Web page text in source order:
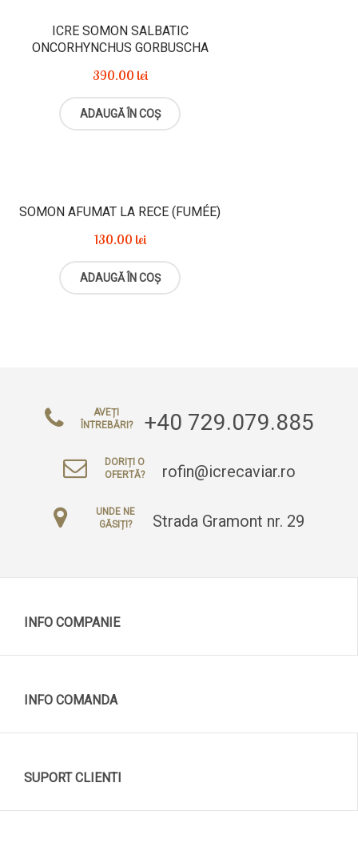
ICRE SOMON SALBATIC
ONCORHYNCHUS GORBUSCHA
390.00 lei
ADAUGĂ ÎN COȘ
SOMON AFUMAT LA RECE (FUMÉE)
130.00 lei
ADAUGĂ ÎN COȘ
AVEȚI
ÎNTREBĂRI?
+40 729.079.885
DORIȚI O
OFERTĂ?
rofin@icrecaviar.ro
UNDE NE
GĂSIȚI?
Strada Gramont nr. 29
INFO COMPANIE
INFO COMANDA
SUPORT CLIENTI